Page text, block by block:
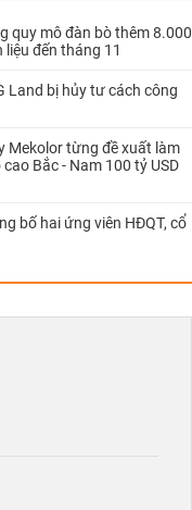
quy mô đàn bò thêm 8.000
đến tháng 11
Land bị hủy tư cách công
Mekolor từng đề xuất làm
Bắc - Nam 100 tỷ USD
bố hai ứng viên HĐQT, cổ